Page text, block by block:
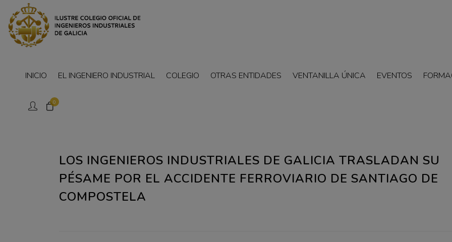
0
INICIO EL INGENIERO INDUSTRIAL COLEGIO OTRAS ENTIDADES VENTANILLA ÚNICA EVENTOS
LOS INGENIEROS INDUSTRIALES DE GALICIA TRASLADAN SU
PÉSAME POR EL ACCIDENTE FERROVIARIO DE SANTIAGO DE
COMPOSTELA